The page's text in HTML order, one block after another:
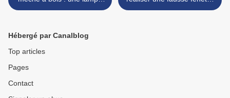
industrielle et un bougeoir
pour décorer la maison >
Hébergé par Canalblog
Top articles
Pages
Contact